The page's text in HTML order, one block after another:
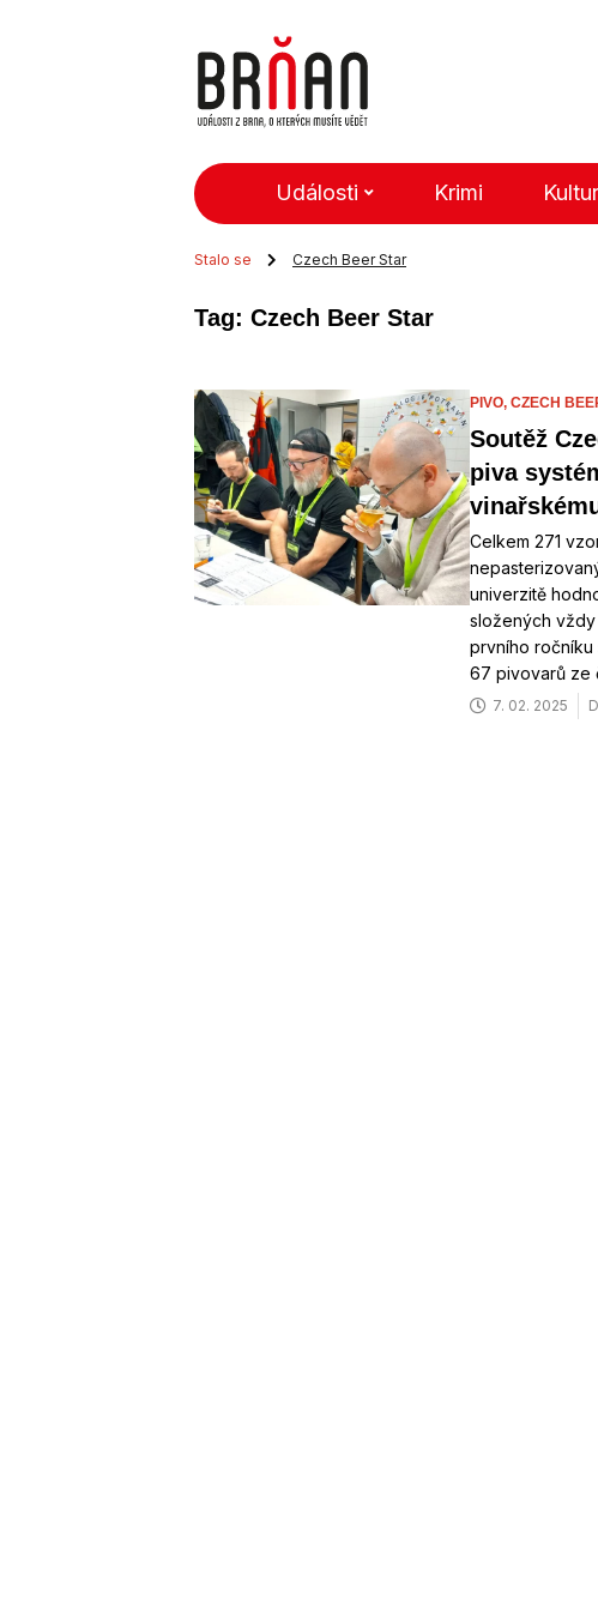
Události Krimi
Stalo se Czech Beer Star
Tag: Czech Beer Star
PIVO, CZECH
Soutěž
piva
Celkem 271
univerzitě
složených
prvního ročníku
67 pivovarů ze
7. 02. 2025